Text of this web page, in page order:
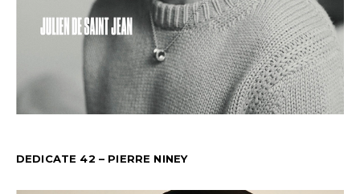
DEDICATE 42 – PIERRE NINEY